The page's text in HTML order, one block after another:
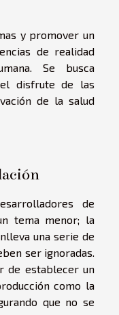
y promover un
de realidad
Se busca
disfrute de las
de la salud
de
tema menor; la
una serie de
ser ignoradas.
de establecer un
como la
que no se